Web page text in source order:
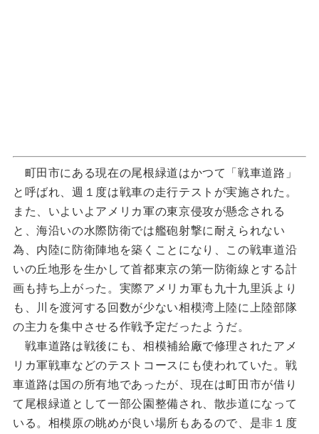
町田市にある現在の尾根緑道はかつて「戦車道路」
と呼ばれ、週１度は戦車の走行テストが実施された。
また、いよいよアメリカ軍の東京侵攻が懸念される
と、海沿いの水際防衛では艦砲射撃に耐えられない
為、内陸に防衛陣地を築くことになり、この戦車道沿
いの丘地形を生かして首都東京の第一防衛線とする計
画も持ち上がった。実際アメリカ軍も九十九里浜より
も、川を渡河する回数が少ない相模湾上陸に上陸部隊
の主力を集中させる作戦予定だったようだ。
戦車道路は戦後にも、相模補給廠で修理されたアメ
リカ軍戦車などのテストコースにも使われていた。戦
車道路は国の所有地であったが、現在は町田市が借り
て尾根緑道として一部公園整備され、散歩道になって
いる。相模原の眺めが良い場所もあるので、是非１度